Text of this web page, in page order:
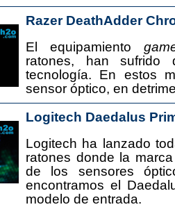
Razer DeathAdder
El equipamiento
ratones, han sufrido
tecnología. En estos
sensor óptico, en
Logitech Daedalus
Logitech ha lanzado
ratones donde la
de los sensores
encontramos el
modelo de entrada.